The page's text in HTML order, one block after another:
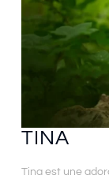
TINA
Tina est une